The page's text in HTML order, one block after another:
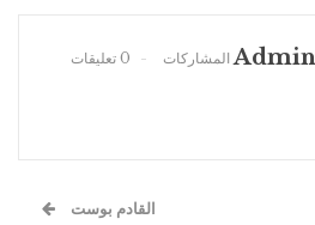
Admin 0 تعليقات
القادم بوست